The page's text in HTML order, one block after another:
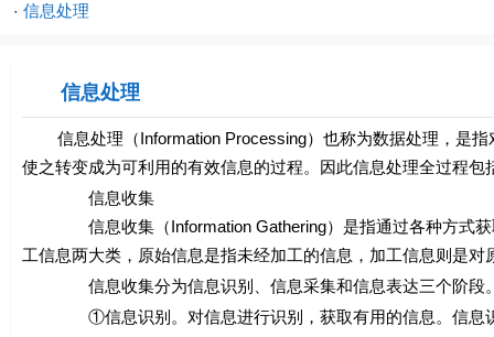
· 信息处理
信息处理
信息处理（Information Processing）也称为数据处理，是指
使之转变成为可利用的有效信息的过程。因此信息处理全过程包
信息收集
信息收集（Information Gathering）是指通过各种方式获取
工信息两大类，原始信息是指未经加工的信息，加工信息则是
信息收集分为信息识别、信息采集和信息表达三个阶段
①信息识别。对信息进行识别，获取有用的信息。信息识